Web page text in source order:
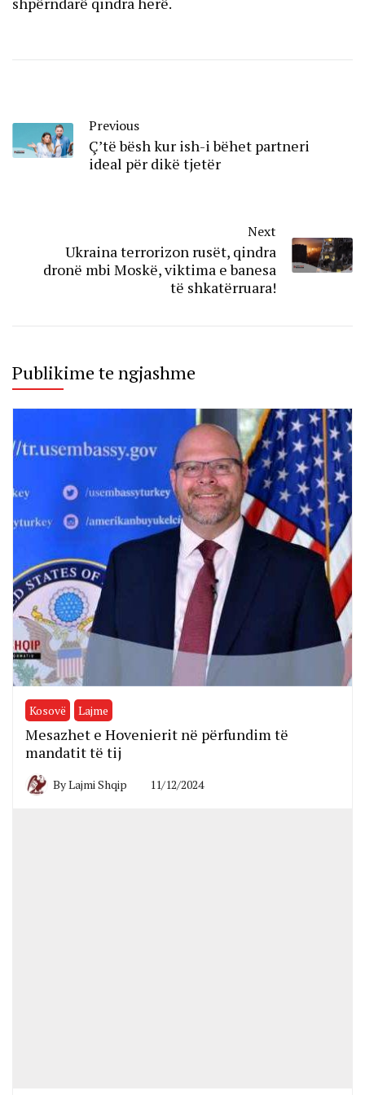
Previous
Ç’të bësh kur ish-i bëhet partneri
ideal për dikë tjetër
Next
Ukraina terrorizon rusët, qindra
dronë mbi Moskë, viktima e banesa
të shkatërruara!
Publikime te ngjashme
Kosovë Lajme
Mesazhet e Hovenierit në përfundim të
mandatit të tij
ByLajmi Shqip 11/12/2024